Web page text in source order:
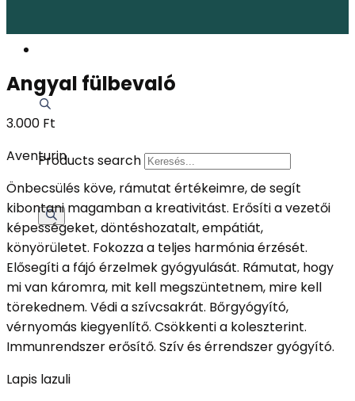
Products search
Angyal fülbevaló
3.000 Ft
Aventurin
Önbecsülés köve, rámutat értékeimre, de segít
kibontani magamban a kreativitást. Erősíti a vezetői
képességeket, döntéshozatalt, empátiát,
könyörületet. Fokozza a teljes harmónia érzését.
Elősegíti a fájó érzelmek gyógyulását. Rámutat, hogy
mi van káromra, mit kell megszüntetnem, mire kell
törekednem. Védi a szívcsakrát. Bőrgyógyító,
vérnyomás kiegyenlítő. Csökkenti a koleszterint.
Immunrendszer erősítő. Szív és érrendszer gyógyító.
Lapis lazuli